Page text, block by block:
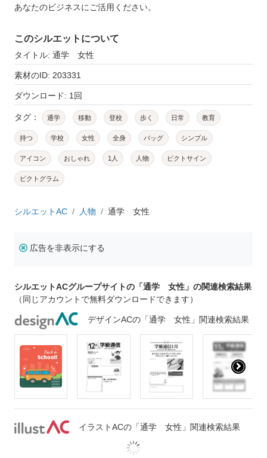
あなたのビジネスにご活用ください。
このシルエットについて
タイトル: 通学 女性
素材のID: 203331
ダウンロード: 1回
タグ： 通学 移動 登校 歩く 日常 教育
持つ 学校 女性 全身 バッグ シンプル
アイコン おしゃれ 1人 人物 ピクトサイン
ピクトグラム
シルエットAC 人物 通学 女性
広告を非表示にする
シルエットACグループサイトの「通学 女性」の関連検索結果
（同じアカウントで無料ダウンロードできます）
デザインACの「通学 女性」関連検索結果
イラストACの「通学 女性」関連検索結果